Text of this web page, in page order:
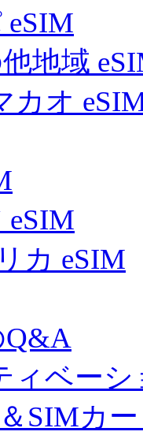
地域
カオ
カ eSIM
Q&A
ィベー
SIMカ